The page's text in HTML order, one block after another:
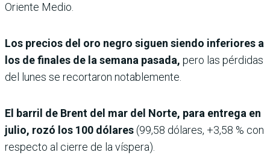
Oriente Medio.
Los precios del oro negro siguen siendo inferiores a
los de finales de la semana pasada, pero las pérdidas
del lunes se recortaron notablemente.
El barril de Brent del mar del Norte, para entrega en
julio, rozó los 100 dólares(99,58 dólares, +3,58 % con
respecto al cierre de la víspera).